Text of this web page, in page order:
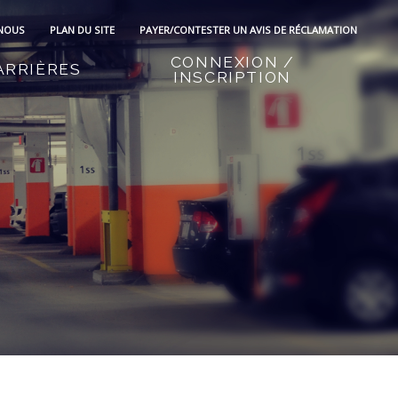
PAYER/CONTESTER UN AVIS DE RÉCLAMATION
PLAN DU SITE
CONNEXION /
INSCRIPTION